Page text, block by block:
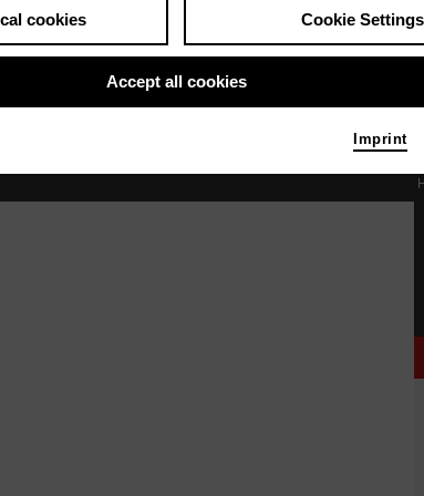
Vorn sitzt eine Person auf einem Stuhl. Neben ihr steht eine
cookies Cookie Settings
Accept all cookies
Imprint